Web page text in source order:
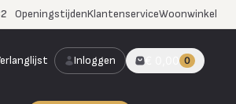
OpeningstijdenKlantenserviceWoonwinkel
Inloggen € 0,00 0